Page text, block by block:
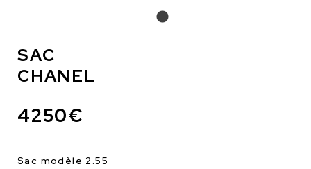
SAC
CHANEL
4250€
Sac modèle 2.55